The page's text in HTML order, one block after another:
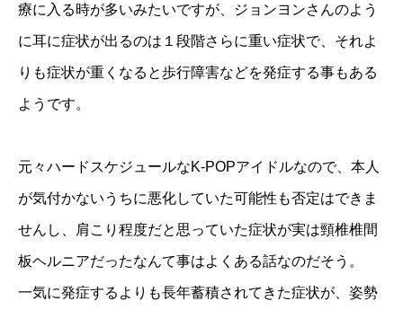
療に入る時が多いみたいですが、ジョンヨンさんのよう
に耳に症状が出るのは１段階さらに重い症状で、それよ
りも症状が重くなると歩行障害などを発症する事もある
ようです。
元々ハードスケジュールなK-POPアイドルなので、本人
が気付かないうちに悪化していた可能性も否定はできま
せんし、肩こり程度だと思っていた症状が実は頸椎椎間
板ヘルニアだったなんて事はよくある話なのだそう。
一気に発症するよりも長年蓄積されてきた症状が、姿勢